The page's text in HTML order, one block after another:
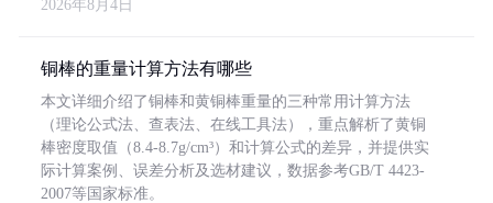
2026年8月4日
铜棒的重量计算方法有哪些
本文详细介绍了铜棒和黄铜棒重量的三种常用计算方法
（理论公式法、查表法、在线工具法），重点解析了黄铜
棒密度取值（8.4-8.7g/cm³）和计算公式的差异，并提供实
际计算案例、误差分析及选材建议，数据参考GB/T 4423-
2007等国家标准。